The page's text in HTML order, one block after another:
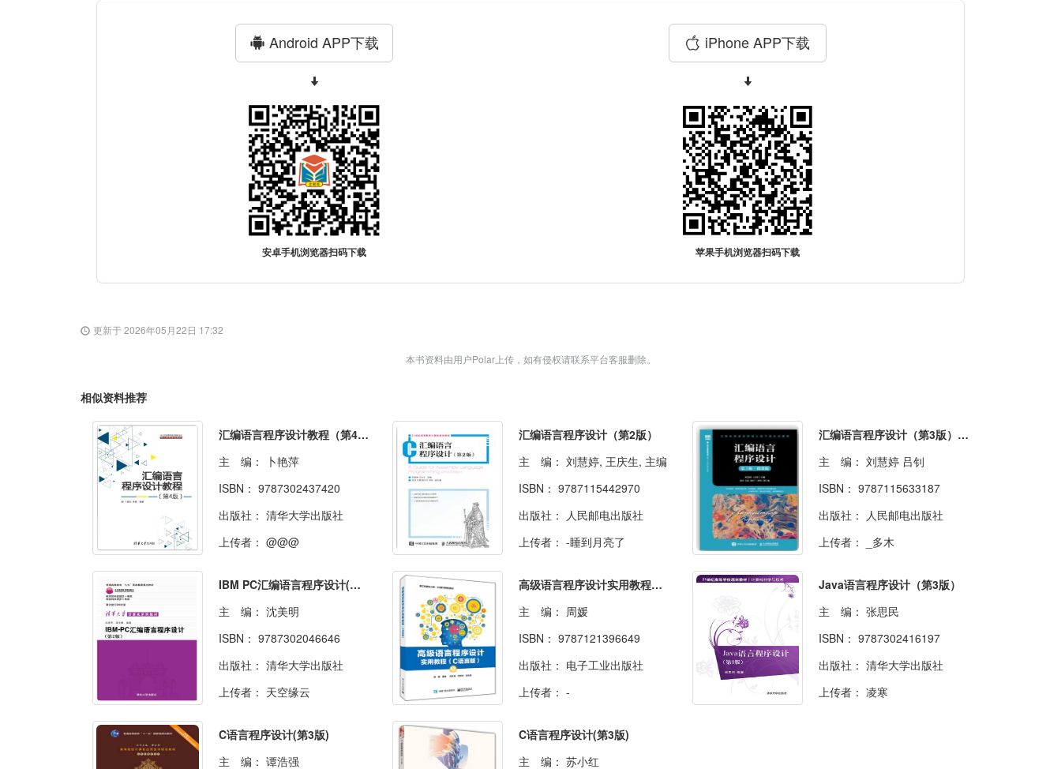
Android APP下载
安卓手机浏览器扫码下载
iPhone APP下载
苹果手机浏览器扫码下载
更新于 2026年05月22日 17:32
本书资料由用户Polar上传，如有侵权请联系平台客服删除。
相似资料推荐
汇编语言程序设计教程（第4版）
主 编：
卜艳萍
ISBN： 9787302437420
出版社： 清华大学出版社
上传者： @@@
汇编语言程序设计（第2版）
主 编： 刘慧婷, 王庆生, 主编
ISBN： 9787115442970
出版社： 人民邮电出版社
上传者： -睡到月亮了
汇编语言程序设计（第3版）（微课版）
主 编： 刘慧婷 吕钊
ISBN： 9787115633187
出版社： 人民邮电出版社
上传者：
_多木
IBM PC汇编语言程序设计(第二版)
主 编： 沈美明
ISBN： 9787302046646
出版社： 清华大学出版社
上传者： 天空缘云
高级语言程序设计实用教程（C语言版）
主 编： 周媛
ISBN： 9787121396649
出版社： 电子工业出版社
上传者： -
Java语言程序设计（第3版）
主 编： 张思民
ISBN： 9787302416197
出版社： 清华大学出版社
上传者： 凌寒
C语言程序设计(第3版)
主 编： 谭浩强
C语言程序设计(第3版)
主 编： 苏小红